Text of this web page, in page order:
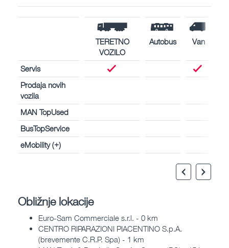
TERETNO
VOZILO
Autobus Van
Servis
Prodaja novih
vozila
MAN TopUsed
BusTopService
eMobility (+)
Obližnje lokacije
Euro-Sam Commerciale s.r.l. - 0 km
CENTRO RIPARAZIONI PIACENTINO S.p.A.
(brevemente C.R.P. Spa) - 1 km